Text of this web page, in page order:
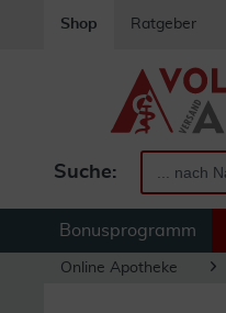
Shop Ratgeber
Suche:
Bonusprogramm
Online Apotheke